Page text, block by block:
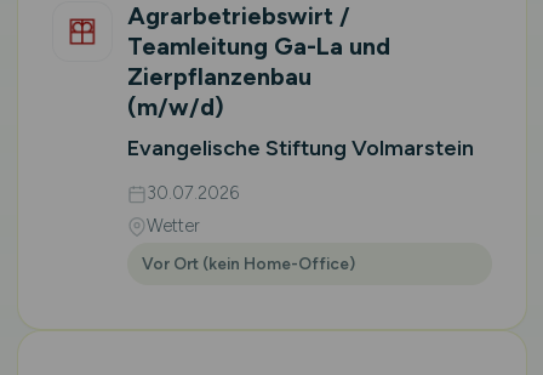
Agrarbetriebswirt /
Teamleitung Ga-La und
Zierpflanzenbau
(m/w/d)
Evangelische Stiftung Volmarstein
30.07.2026
Wetter
Vor Ort (kein Home-Office)